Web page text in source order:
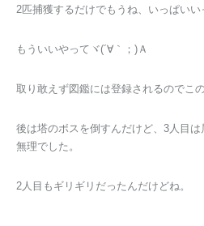
2匹捕獲するだけでもうね、いっぱいい
もういいやってヾ(´∀｀；)Ａ
取り敢えず図鑑には登録されるのでこ
後は塔のボスを倒すんだけど、3人目
無理でした。
2人目もギリギリだったんだけどね。